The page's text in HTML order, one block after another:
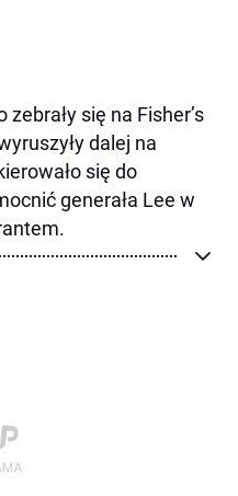
zebrały się na Fisher’s
dalej na
się do
generała Lee w